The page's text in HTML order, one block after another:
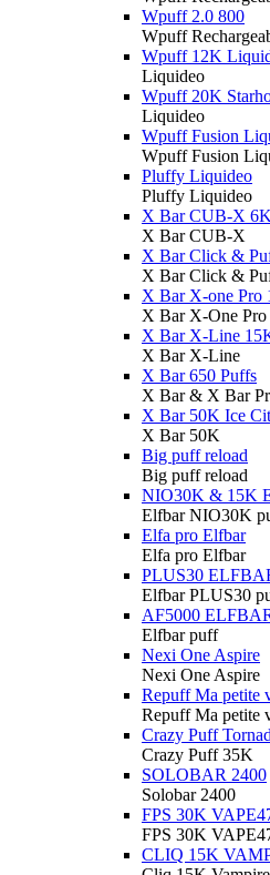
Wpuff 2.0 800
Wpuff
Wpuff 12K
Liquideo
Wpuff 20K
Liquideo
Wpuff Fusion
Wpuff Fusion
Pluffy Liquideo
Pluffy Liquideo
X Bar CUB-X 6K
X Bar CUB-X
X Bar Click &
X Bar Click &
X Bar X-one Pro
X Bar X-One Pro
X Bar X-Line
X Bar X-Line
X Bar 650 Puffs
X Bar & X Bar
X Bar 50K Ice
X Bar 50K
Big puff reload
Big puff reload
NIO30K & 15K
Elfbar NIO30K
Elfa pro Elfbar
Elfa pro Elfbar
PLUS30
Elfbar PLUS30
AF5000
Elfbar puff
Nexi One Aspire
Nexi One Aspire
Repuff Ma petite
Repuff Ma petite
Crazy Puff
Crazy Puff 35K
SOLOBAR 2400
Solobar 2400
FPS 30K
FPS 30K
CLIQ 15K